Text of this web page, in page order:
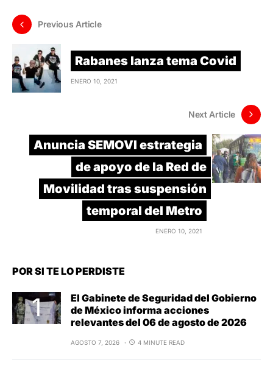
Previous Article
Rabanes lanza tema Covid
ENERO 10, 2021
Next Article
Anuncia SEMOVI estrategia
de apoyo de la Red de
Movilidad tras suspensión
temporal del Metro
ENERO 10, 2021
POR SI TE LO PERDISTE
El Gabinete de Seguridad del Gobierno
de México informa acciones
relevantes del 06 de agosto de 2026
AGOSTO 7, 2026 4 MINUTE READ